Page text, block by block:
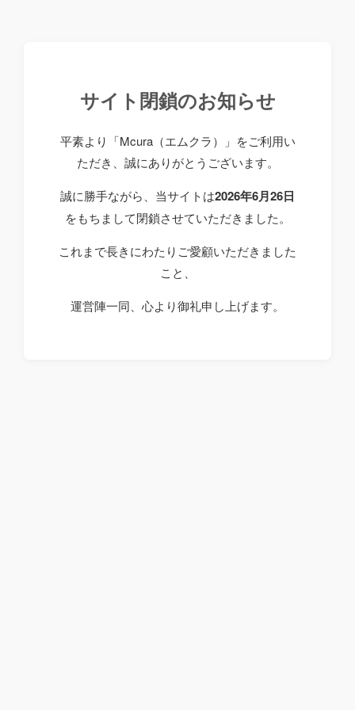
サイト閉鎖のお知らせ
平素より「Mcura（エムクラ）」をご利用い
ただき、誠にありがとうございます。
誠に勝手ながら、当サイトは2026年6月26日
をもちまして閉鎖させていただきました。
これまで長きにわたりご愛顧いただきました
こと、
運営陣一同、心より御礼申し上げます。